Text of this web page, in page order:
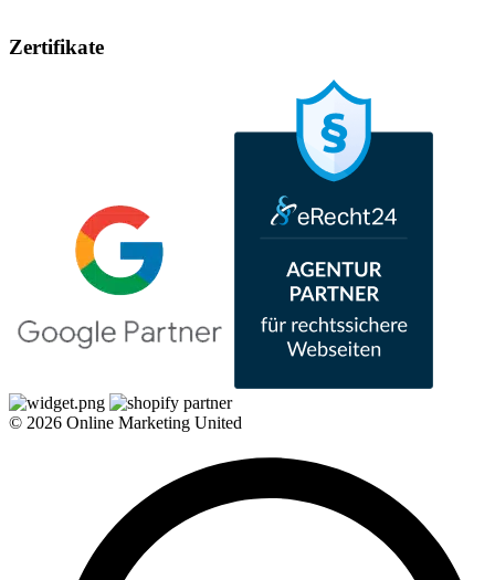
Zertifikate
© 2026 Online Marketing United